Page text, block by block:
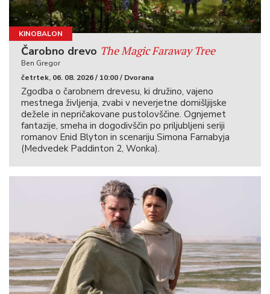
KINOBALON
Čarobno drevo The Magic Faraway Tree
Ben Gregor
četrtek, 06. 08. 2026 / 10:00 / Dvorana
Zgodba o čarobnem drevesu, ki družino, vajeno
mestnega življenja, zvabi v neverjetne domišljijske
dežele in nepričakovane pustolovščine. Ognjemet
fantazije, smeha in dogodivščin po priljubljeni seriji
romanov Enid Blyton in scenariju Simona Farnabyja
(Medvedek Paddinton 2, Wonka).